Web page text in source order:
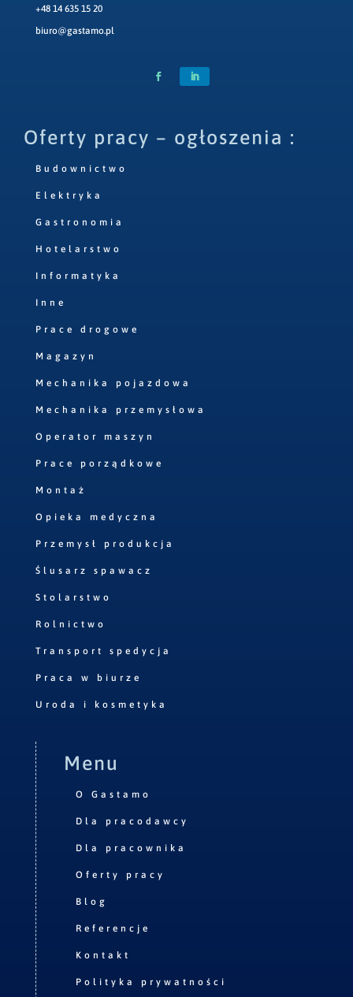
+48 14 635 15 20
biuro@gastamo.pl
Oferty pracy – ogłoszenia :
Budownictwo
Elektryka
Gastronomia
Hotelarstwo
Informatyka
Inne
Prace drogowe
Magazyn
Mechanika pojazdowa
Mechanika przemysłowa
Operator maszyn
Prace porządkowe
Montaż
Opieka medyczna
Przemysł produkcja
Ślusarz spawacz
Stolarstwo
Rolnictwo
Transport spedycja
Praca w biurze
Uroda i kosmetyka
Menu
O Gastamo
Dla pracodawcy
Dla pracownika
Oferty pracy
Blog
Referencje
Kontakt
Polityka prywatności